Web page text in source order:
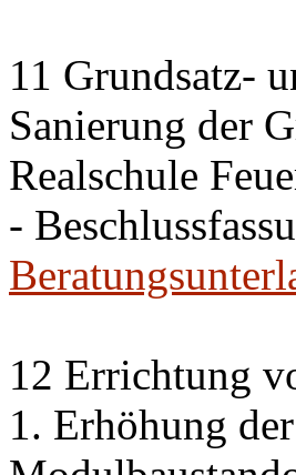
11 Grundsatz-
Sanierung der
Realschule
-
12 Errichtung
1. Erhöhung